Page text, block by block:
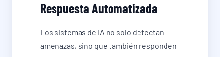
Respuesta Automatizada
Los sistemas de IA no solo detectan
amenazas, sino que también responden